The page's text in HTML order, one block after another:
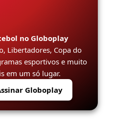
no Globoplay
Libertadores, Copa do
esportivos e muito
em um só lugar.
Globoplay